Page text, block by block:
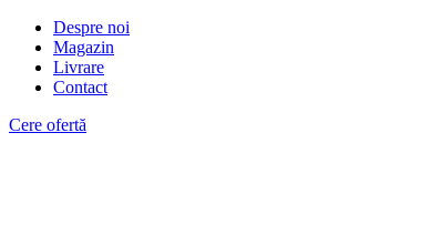
Despre noi
Magazin
Livrare
Contact
Cere ofertă